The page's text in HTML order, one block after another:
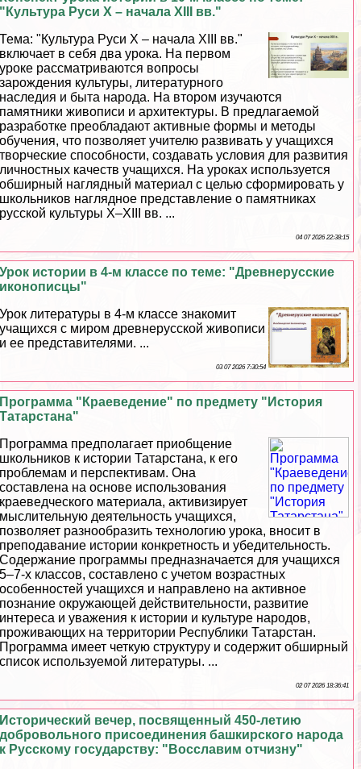
"Культура Руси Х – начала XIII вв."
Тема: "Культура Руси Х – начала ХIII вв."
включает в себя два урока. На первом
уроке рассматриваются вопросы
зарождения культуры, литературного
наследия и быта народа. На втором изучаются
памятники живописи и архитектуры. В предлагаемой
разработке преобладают активные формы и методы
обучения, что позволяет учителю развивать у учащихся
творческие способности, создавать условия для развития
личностных качеств учащихся. На уроках используется
обширный наглядный материал с целью сформировать у
школьников наглядное представление о памятниках
русской культуры Х–ХIII вв. ...
04 07 2026 22:38:15
Урок истории в 4-м классе по теме: "Древнерусские
иконописцы"
Урок литературы в 4-м классе знакомит
учащихся с миром древнерусской живописи
и ее представителями. ...
03 07 2026 7:30:54
Программа "Краеведение" по предмету "История
Татарстана"
Программа предполагает приобщение
школьников к истории Татарстана, к его
проблемам и перспективам. Она
составлена на основе использования
краеведческого материала, активизирует
мыслительную деятельность учащихся,
позволяет разнообразить технологию урока, вносит в
преподавание истории конкретность и убедительность.
Содержание программы предназначается для учащихся
5–7-х классов, составлено с учетом возрастных
особенностей учащихся и направлено на активное
познание окружающей действительности, развитие
интереса и уважения к истории и культуре народов,
проживающих на территории Республики Татарстан.
Программа имеет четкую структуру и содержит обширный
список используемой литературы. ...
02 07 2026 18:36:41
Исторический вечер, посвященный 450-летию
добровольного присоединения башкирского народа
к Русскому государству: "Восславим отчизну"